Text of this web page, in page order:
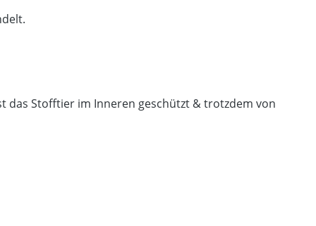
das Stofftier im Inneren geschützt & trotzdem von